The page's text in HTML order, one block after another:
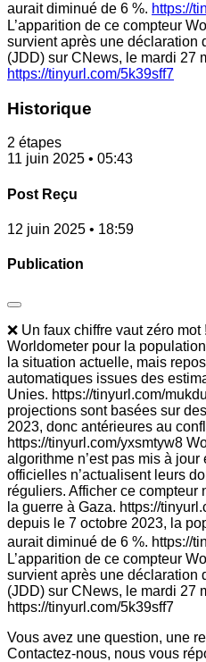
aurait diminué de 6 %. https://
L’apparition de ce compteur
survient après une déclaration
(JDD) sur CNews, le mardi 27
https://tinyurl.com/5k39sff7
Historique
2 étapes
11 juin 2025 • 05:43
Post Reçu
12 juin 2025 • 18:59
Publication
❌ Un faux chiffre vaut zéro
Worldometer pour la
la situation actuelle, mais
automatiques issues des
Unies. https://tinyurl.com/
projections sont basées sur
2023, donc antérieures au
https://tinyurl.com/yxsmtyw8
algorithme n’est pas mis à
officielles n’actualisent leurs
réguliers. Afficher ce compteur
la guerre à Gaza. https://
depuis le 7 octobre 2023, la
aurait diminué de 6 %. https://
L’apparition de ce compteur
survient après une déclaration
(JDD) sur CNews, le mardi 27
https://tinyurl.com/5k39sff7
Vous avez une question, une
Contactez-nous, nous vous